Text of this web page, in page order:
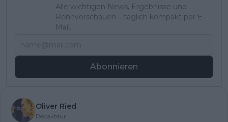
Alle wichtigen News, Ergebnisse und
Rennvorschauen – täglich kompakt per E-
Mail.
Abonnieren
Oliver Ried
Redakteur